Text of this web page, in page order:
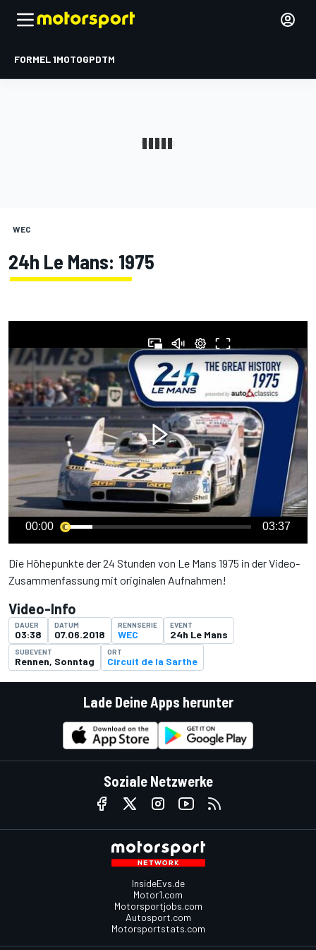
FORMEL 1MOTOGPDTM
WEC
24h Le Mans: 1975
00:00 03:37
Die Höhepunkte der 24 Stunden von Le Mans 1975 in der Video-
Zusammenfassung mit originalen Aufnahmen!
Video-Info
DAUER
03:38
DATUM
07.06.2018
RENNSERIE
WEC
EVENT
24h Le Mans
SUBEVENT
Rennen, Sonntag
ORT
Circuit de la Sarthe
Lade Deine Apps herunter
Soziale Netzwerke
InsideEvs.de
Motor1.com
Motorsportjobs.com
Autosport.com
Motorsportstats.com